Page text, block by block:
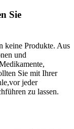
Sie
⁢keine Produkte. ⁣Aus
und
Sie mit Ihrer
jeder
zu lassen.